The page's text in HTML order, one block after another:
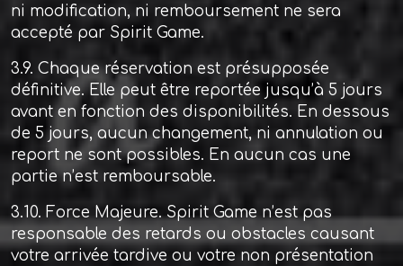
ni modification, ni remboursement ne sera
accepté par Spirit Game.
3.9. Chaque réservation est présupposée
définitive. Elle peut être reportée jusqu’à 5 jours
avant en fonction des disponibilités. En dessous
de 5 jours, aucun changement, ni annulation ou
report ne sont possibles. En aucun cas une
partie n’est remboursable.
3.10. Force Majeure. Spirit Game n’est pas
responsable des retards ou obstacles causant
votre arrivée tardive ou votre non présentation